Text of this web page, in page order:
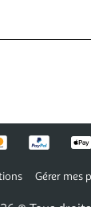
Gérer mes